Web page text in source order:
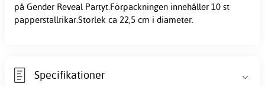
på Gender Reveal Partyt.Förpackningen innehåller 10 st
papperstallrikar.Storlek ca 22,5 cm i diameter.
Specifikationer